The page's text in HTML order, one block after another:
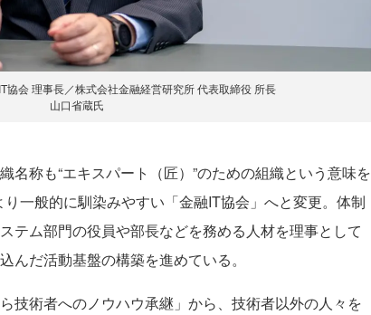
協会 理事長／株式会社金融経営研究所 代表取締役 所長
山口省蔵氏
名称も“エキスパート（匠）”のための組織という意味を
一般的に馴染みやすい「金融IT協会」へと変更。体制
テム部門の役員や部長などを務める人材を理事として
んだ活動基盤の構築を進めている。
技術者へのノウハウ承継」から、技術者以外の人々を